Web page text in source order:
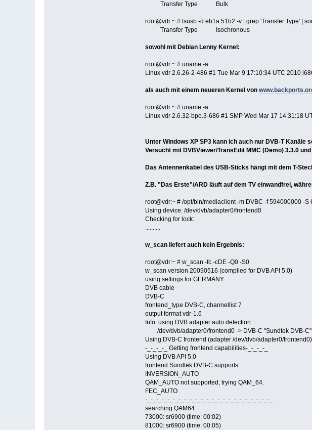
Transfer Type Bulk
root@vdr:~ # lsusb -d eb1a:51b2 -v | grep 'Transfer Type' |
Transfer Type Isochronous
sowohl mit Debian Lenny Kernel:
root@vdr:~ # uname -a
Linux vdr 2.6.26-2-486 #1 Tue Mar 9 17:10:34 UTC 2010
als auch mit einem neueren Kernel von
root@vdr:~ # uname -a
Linux vdr 2.6.32-bpo.3-686 #1 SMP Wed Mar 17 14:31:18
Unter Windows XP SP3 kann ich auch nur DVB-T Kanäle
Versucht mit DVBViewer/TransEdit MMC (Demo) 3.3.0
Das Antennenkabel des USB-Sticks hängt mit dem T-
Z.B. "Das Erste"/ARD läuft auf dem TV einwandfrei,
root@vdr:~ # /opt/bin/mediaclient -m DVBC -f 594000000 -S
Using device: /dev/dvb/adapter0/frontend0
Checking for lock:
..........
w_scan liefert auch kein Ergebnis:
root@vdr:~ # w_scan -fc -cDE -Q0 -S0
w_scan version 20090516 (compiled for DVB API 5.0)
using settings for GERMANY
DVB cable
DVB-C
frontend_type DVB-C, channellist 7
output format vdr-1.6
Info: using DVB adapter auto detection.
/dev/dvb/adapter0/frontend0 -> DVB-C "Sundtek DVB-
Using DVB-C frontend (adapter /dev/dvb/adapter0/frontend0)
-_-_-_-_ Getting frontend capabilities-_-_-_-_
Using DVB API 5.0
frontend Sundtek DVB-C supports
INVERSION_AUTO
QAM_AUTO not supported, trying QAM_64.
FEC_AUTO
-_-_-_-_-_-_-_-_-_-_-_-_-_-_-_-_-_-_-_-_-_-_-_
searching QAM64...
73000: sr6900 (time: 00:02)
81000: sr6900 (time: 00:05)